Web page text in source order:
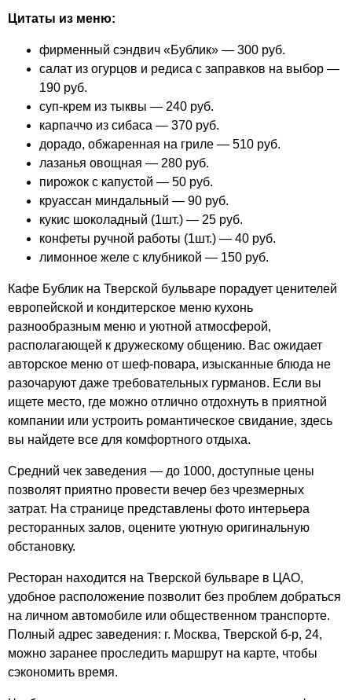
Цитаты из меню:
фирменный сэндвич «Бублик» — 300 руб.
салат из огурцов и редиса с заправков на выбор —
190 руб.
суп-крем из тыквы — 240 руб.
карпаччо из сибаса — 370 руб.
дорадо, обжаренная на гриле — 510 руб.
лазанья овощная — 280 руб.
пирожок с капустой — 50 руб.
круассан миндальный — 90 руб.
кукис шоколадный (1шт.) — 25 руб.
конфеты ручной работы (1шт.) — 40 руб.
лимонное желе с клубникой — 150 руб.
Кафе Бублик на Тверской бульваре порадует ценителей
европейской и кондитерское меню кухонь
разнообразным меню и уютной атмосферой,
располагающей к дружескому общению. Вас ожидает
авторское меню от шеф-повара, изысканные блюда не
разочаруют даже требовательных гурманов. Если вы
ищете место, где можно отлично отдохнуть в приятной
компании или устроить романтическое свидание, здесь
вы найдете все для комфортного отдыха.
Средний чек заведения — до 1000, доступные цены
позволят приятно провести вечер без чрезмерных
затрат. На странице представлены фото интерьера
ресторанных залов, оцените уютную оригинальную
обстановку.
Ресторан находится на Тверской бульваре в ЦАО,
удобное расположение позволит без проблем добраться
на личном автомобиле или общественном транспорте.
Полный адрес заведения: г. Москва, Тверской б-р, 24,
можно заранее проследить маршрут на карте, чтобы
сэкономить время.